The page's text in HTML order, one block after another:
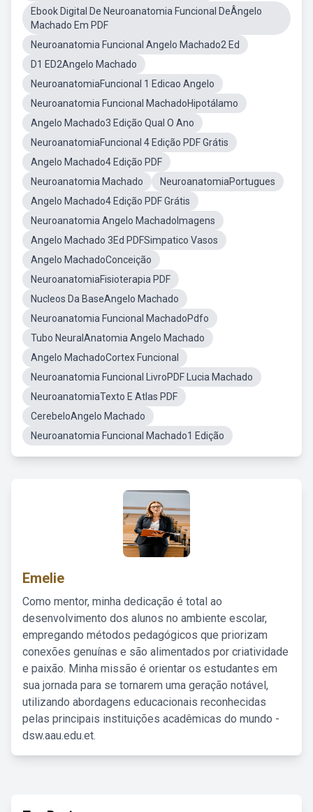
Ebook Digital De Neuroanatomia Funcional DeÂngelo
Machado Em PDF
Neuroanatomia Funcional Angelo Machado2 Ed
D1 ED2Angelo Machado
NeuroanatomiaFuncional 1 Edicao Angelo
Neuroanatomia Funcional MachadoHipotálamo
Angelo Machado3 Edição Qual O Ano
NeuroanatomiaFuncional 4 Edição PDF Grátis
Angelo Machado4 Edição PDF
Neuroanatomia Machado
NeuroanatomiaPortugues
Angelo Machado4 Edição PDF Grátis
Neuroanatomia Angelo MachadoImagens
Angelo Machado 3Ed PDFSimpatico Vasos
Angelo MachadoConceição
NeuroanatomiaFisioterapia PDF
Nucleos Da BaseAngelo Machado
Neuroanatomia Funcional MachadoPdfo
Tubo NeuralAnatomia Angelo Machado
Angelo MachadoCortex Funcional
Neuroanatomia Funcional LivroPDF Lucia Machado
NeuroanatomiaTexto E Atlas PDF
CerebeloAngelo Machado
Neuroanatomia Funcional Machado1 Edição
Emelie
Como mentor, minha dedicação é total ao
desenvolvimento dos alunos no ambiente escolar,
empregando métodos pedagógicos que priorizam
conexões genuínas e são alimentados por criatividade
e paixão. Minha missão é orientar os estudantes em
sua jornada para se tornarem uma geração notável,
utilizando abordagens educacionais reconhecidas
pelas principais instituições acadêmicas do mundo -
dsw.aau.edu.et.